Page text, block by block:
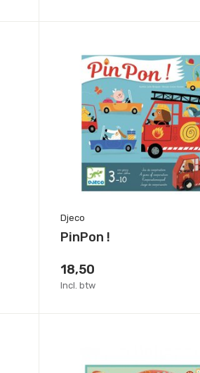
Djeco
PinPon !
18,50
Incl. btw